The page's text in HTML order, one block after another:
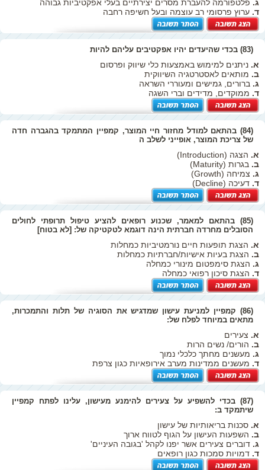
ג. פלטפורמה להעברת מסרים יצירתיים בעלי אפקטיביות גבוהה
ד. ערוץ פרסומי רב עוצמה ובעל חשיפה רחבה
(83) בכדי שהיעדים יהיו אפקטיבים עליהם להיות
א. ניתנים למימוש באמצעות כלי שיווק ופרסום
ב. מותאים לאסטרטגיה השיווקית
ג. ברורים, גמישים ומעוררי השראה
ד. ממוקדים, מדידים וברי השגה
(84) בהתאם למודל מחזור חיי המוצר, קמפיין המתמקד בהגברה חדה
של צריכת המוצר, אופייני לשלב ה
א. הצגה (Introduction)
ב. בגרות (Maturity)
ג. צמיחה (Growth)
ד. דעיכה (Decline)
(85) בהתאם למאמר, שכנוע רופאים להציע טיפול תרופתי לחולים
הסובלים מחרדה חברתית הינה דוגמא לטקטיקה של: [לא בטוח]
א. הצגת תופעות חיים נורמטיביות כמחלות
ב. הצגת בעיות אישיות/חברתיות כמחלות
ג. הצגת סימפטום מינורי כמחלה
ד. הצגת סיכון רפואי כמחלה
(86) קמפיין למניעת עישון שמדגיש את הסוגיה של תלות והתמכרות,
מתאים במיוחד לפלח של:
א. צעירים
ב. הורים/ נשים הרות
ג. מעשנים מחתך כלכלי נמוך
ד. מעשנים ממדינות מערב אירופאיות כגון צרפת
(87) בכדי להשפיע על צעירים להימנע מעישון, עלינו לפתח קמפיין
שיתמקד ב:
א. סכנות בריאותיות של עישון
ב. השפעות העישון על הגוף לטווח ארוך
ג. דוברים צעירים אשר יפנו לקהל 'בגובה העיניים'
ד. דמויות סמכות כגון רופאים